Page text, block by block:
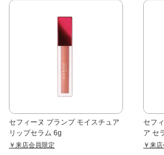
セフィーヌ プランプ モイスチュア
リップセラム 6g
￥来店会員限定
セフ
ア セ
￥来